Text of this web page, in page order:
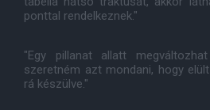
ponttal rendelkeznek."
"Egy pillanat allatt
szeretném azt mondani, hogy
rá készülve."